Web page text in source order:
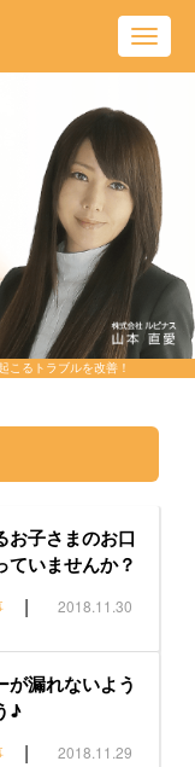
こるトラブルを改善！
お子さまのお口
ていませんか？
| 2018.11.30
が漏れないよう
♪
| 2018.11.29